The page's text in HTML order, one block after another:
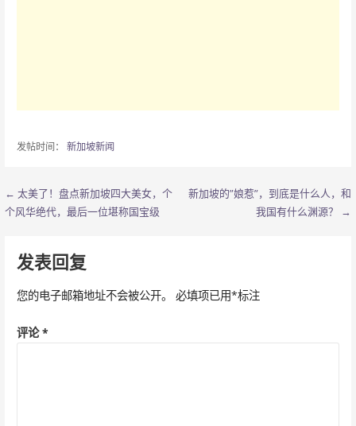
发帖时间： 新加坡新闻
文
导
航
← 太美了！盘点新加坡四大美女，个
个风华绝代，最后一位堪称国宝级
新加坡的”娘惹”，到底是什么人，和
我国有什么渊源？ →
发表回复
您的电子邮箱地址不会被公开。 必填项已用*标注
评论*